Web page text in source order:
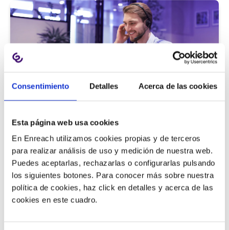
Consentimiento Detalles Acerca de las cookies
Esta página web usa cookies
En Enreach utilizamos cookies propias y de terceros
para realizar análisis de uso y medición de nuestra web.
Puedes aceptarlas, rechazarlas o configurarlas pulsando
los siguientes botones. Para conocer más sobre nuestra
política de cookies, haz click en detalles y acerca de las
cookies en este cuadro.
9 métricas de call center para medir
la satisfacción del cliente
11/06/2026